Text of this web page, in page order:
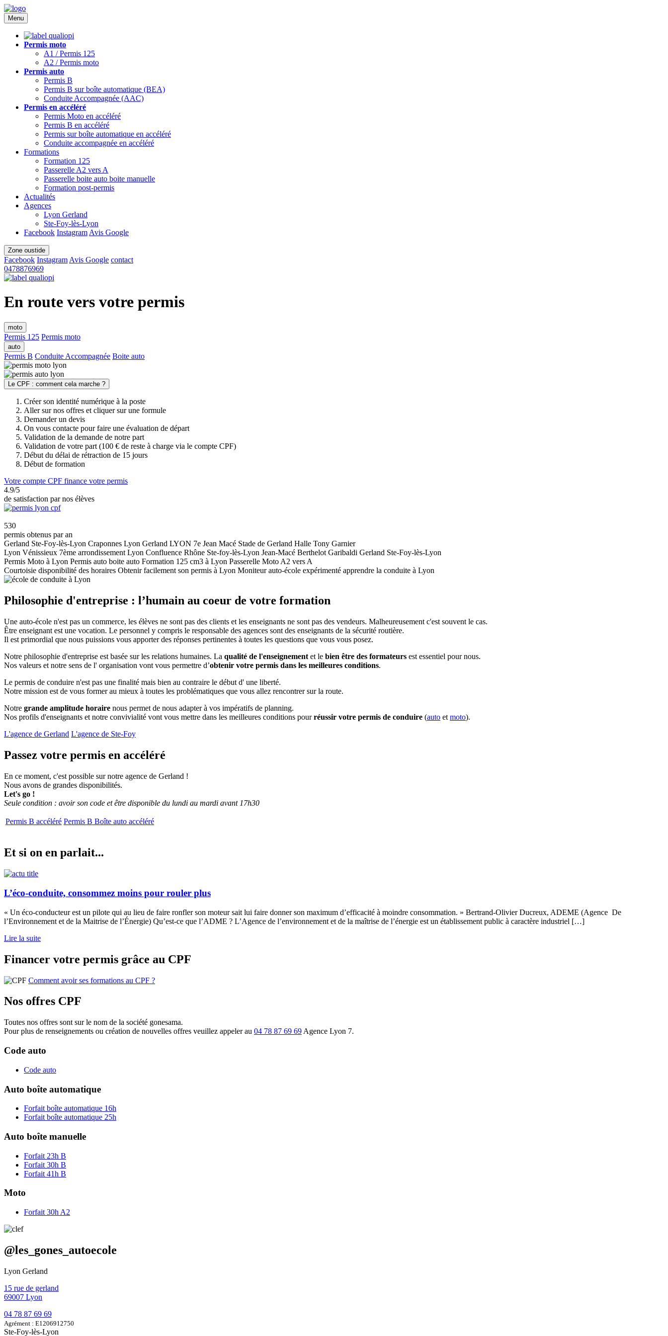
Menu
Permis moto
A1 / Permis 125
A2 / Permis moto
Permis auto
Permis B
Permis B sur boîte automatique (BEA)
Conduite Accompagnée (AAC)
Permis en accéléré
Permis Moto en accéléré
Permis B en accéléré
Permis sur boîte automatique en accéléré
Conduite accompagnée en accéléré
Formations
Formation 125
Passerelle A2 vers A
Passerelle boite auto boite manuelle
Formation post-permis
Actualités
Agences
Lyon Gerland
Ste-Foy-lès-Lyon
Facebook Instagram Avis Google
Zone oustide
Facebook Instagram Avis Google contact
0478876969
En route vers votre permis
moto
Permis 125 Permis moto
auto
Permis B Conduite Accompagnée Boite auto
Le CPF : comment cela marche ?
Créer son identité numérique à la poste
Aller sur nos offres et cliquer sur une formule
Demander un devis
On vous contacte pour faire une évaluation de départ
Validation de la demande de notre part
Validation de votre part (100 € de reste à charge via le compte CPF)
Début du délai de rétraction de 15 jours
Début de formation
Votre compte CPF finance votre permis
4.9/5
de satisfaction par nos élèves
530
permis obtenus par an
Gerland Ste-Foy-lès-Lyon Craponnes Lyon Gerland LYON 7e Jean Macé Stade de Gerland Halle Tony Garnier
Lyon Vénissieux 7ème arrondissement Lyon Confluence Rhône Ste-foy-lès-Lyon Jean-Macé Berthelot Garibaldi Gerland Ste-Foy-lès-Lyon
Permis Moto à Lyon Permis auto boite auto Formation 125 cm3 à Lyon Passerelle Moto A2 vers A
Courtoisie disponibilité des horaires Obtenir facilement son permis à Lyon Moniteur auto-école expérimenté apprendre la conduite à Lyon
Philosophie d'entreprise : l’humain au coeur de votre formation
Une auto-école n'est pas un commerce, les élèves ne sont pas des clients et les enseignants ne sont pas des vendeurs. Malheureusement c'est souvent le cas.
Être enseignant est une vocation. Le personnel y compris le responsable des agences sont des enseignants de la sécurité routière.
Il est primordial que nous puissions vous apporter des réponses pertinentes à toutes les questions que vous vous posez.
Notre philosophie d'entreprise est basée sur les relations humaines. La qualité de l'enseignement et le bien être des formateurs est essentiel pour nous.
Nos valeurs et notre sens de l' organisation vont vous permettre d’obtenir votre permis dans les meilleures conditions.
Le permis de conduire n'est pas une finalité mais bien au contraire le début d' une liberté.
Notre mission est de vous former au mieux à toutes les problématiques que vous allez rencontrer sur la route.
Notre grande amplitude horaire nous permet de nous adapter à vos impératifs de planning.
Nos profils d'enseignants et notre convivialité vont vous mettre dans les meilleures conditions pourréussir votre permis de conduire (auto et moto).
L'agence de Gerland L'agence de Ste-Foy
Passez votre permis en accéléré
En ce moment, c'est possible sur notre agence de Gerland !
Nous avons de grandes disponibilités.
Let's go !
Seule condition : avoir son code et être disponible du lundi au mardi avant 17h30
Permis B accéléré Permis B Boîte auto accéléré
Et si on en parlait...
L’éco-conduite, consommez moins pour rouler plus
« Un éco-conducteur est un pilote qui au lieu de faire ronfler son moteur sait lui faire donner son maximum d’efficacité à moindre consommation. » Bertrand-Olivier Ducreux, ADEME (Agence De
l’Environnement et de la Maitrise de l’Énergie) Qu’est-ce que l’ADME ? L’Agence de l’environnement et de la maîtrise de l’énergie est un établissement public à caractère industriel […]
Lire la suite
Financer votre permis grâce au CPF
Comment avoir ses formations au CPF ?
Nos offres CPF
Toutes nos offres sont sur le nom de la société gonesama.
Pour plus de renseignements ou création de nouvelles offres veuillez appeler au 04 78 87 69 69 Agence Lyon 7.
Code auto
Code auto
Auto boîte automatique
Forfait boîte automatique 16h
Forfait boîte automatique 25h
Auto boîte manuelle
Forfait 23h B
Forfait 30h B
Forfait 41h B
Moto
Forfait 30h A2
@les_gones_autoecole
Lyon Gerland
15 rue de gerland
69007 Lyon
04 78 87 69 69
Agrément : E1206912750
Ste-Foy-lès-Lyon